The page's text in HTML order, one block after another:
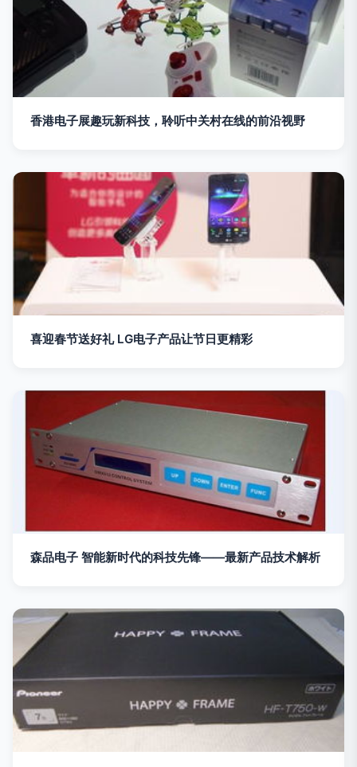
香港电子展趣玩新科技，聆听中关村在线的前沿视野
喜迎春节送好礼 LG电子产品让节日更精彩
森品电子 智能新时代的科技先锋——最新产品技术解析